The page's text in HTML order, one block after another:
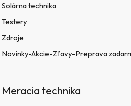
Solárna technika
Testery
Zdroje
Novinky-Akcie-Zľavy-Preprava
Meracia technika